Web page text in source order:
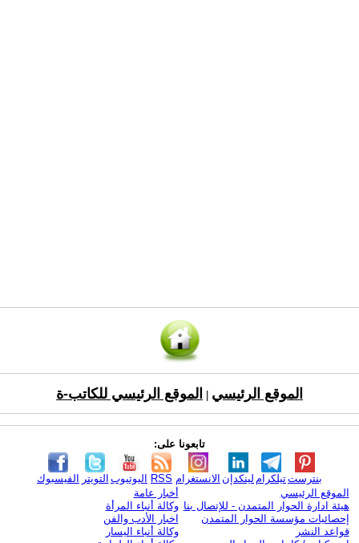
الموقع الرئيسي الموقع الرئيسي للكاتب-ة
تابعونا على:
الفيسبوك التويتر اليوتيوب RSS الانستغرام لينكدإن تيلكرامبنترست
الموقع الرئيسي
هيئة ادارة الحوار المتمدن - للإتصال بنا
إحصائيات مؤسسة الحوار المتمدن
قواعد النشر
أخبار عامة
وكالة أنباء المرأة
اخبار الأدب والفن
وكالة أنباء اليسار